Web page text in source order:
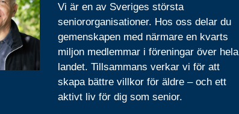
Vi är en av Sveriges största
seniororganisationer. Hos oss delar du
gemenskapen med närmare en kvarts
miljon medlemmar i föreningar över hela
landet. Tillsammans verkar vi för att
skapa bättre villkor för äldre – och ett
aktivt liv för dig som senior.